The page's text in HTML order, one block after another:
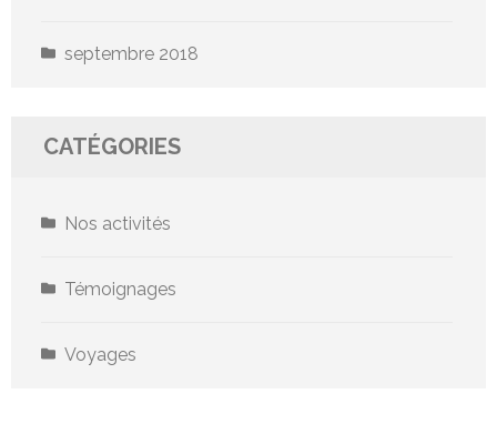
septembre 2018
CATÉGORIES
Nos activités
Témoignages
Voyages